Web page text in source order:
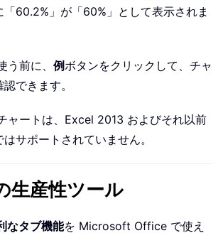
60.2%」が「60%」として表示されま
前に、 例ボタンをクリックして、チャ
できます。
ャートは、Excel 2013 およびそれ以前
サポートされていません。
生産性ツール
なタブ機能を Microsoft Office で使え